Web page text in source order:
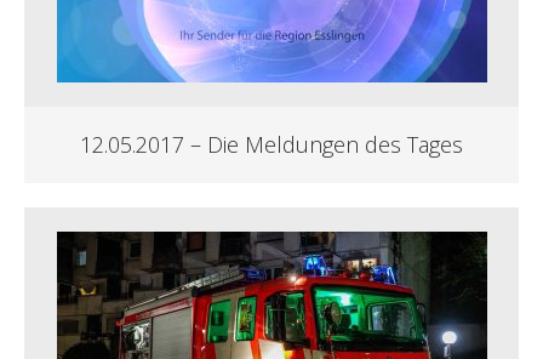
12.05.2017 – Die Meldungen des Tages